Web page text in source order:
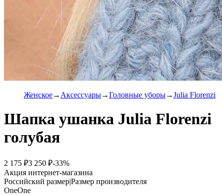
Женское Аксессуары Головные уборы Julia Florenzi
Шапка ушанка Julia Florenzi
голубая
2 175 ₽3 250 ₽-33%
Акция интернет-магазина
Российский размер|Размер производителя
OneOne